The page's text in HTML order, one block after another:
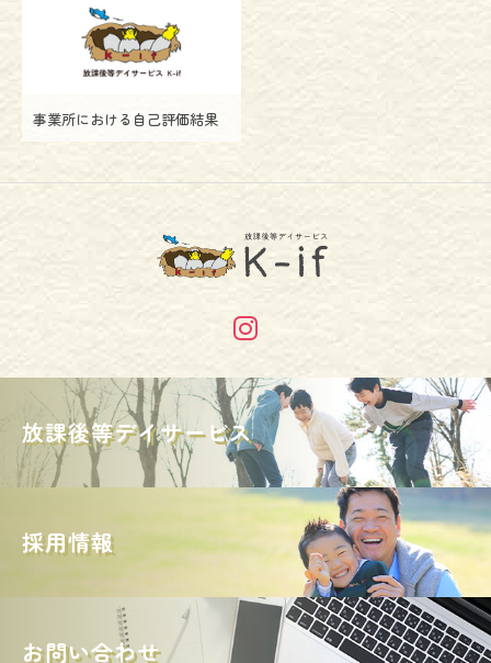
事業所における自己評価結果
放課後等デイサービス
採用情報
お問い合わせ